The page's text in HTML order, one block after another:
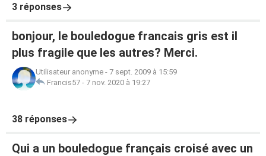
3 réponses
bonjour, le bouledogue francais gris est il
plus fragile que les autres? Merci.
Utilisateur anonyme - 7 sept. 2009 à 15:59
Francis57 - 7 nov. 2020 à 19:27
38 réponses
Qui a un bouledogue français croisé avec un